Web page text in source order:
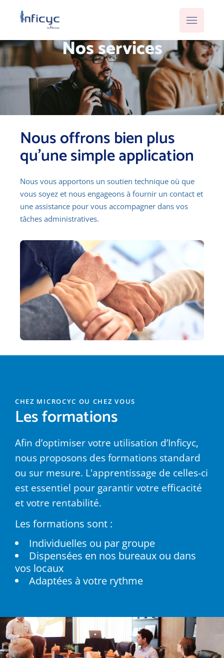
Nos services
Nous offrons bien plus
qu'une simple application
Nous vous apportons un soutien technique où que
vous soyez et nous engageons à fournir un contact et
une assistance pour vous accompagner dans vos
tâches administratives.
CHEZ MICROCYC OU CHEZ VOUS
Les formations
Afin d’optimiser votre utilisation d’Inficyc,
nous proposons des formations standard
ou sur mesure. L'apprentissage de celles-ci
est essentiel pour garantir votre efficacité
et votre rentabilité.
Les formations sont :
Individuelles ou par groupe
Dispensées en nos bureaux ou dans
vos locaux
Adaptées à votre rythme